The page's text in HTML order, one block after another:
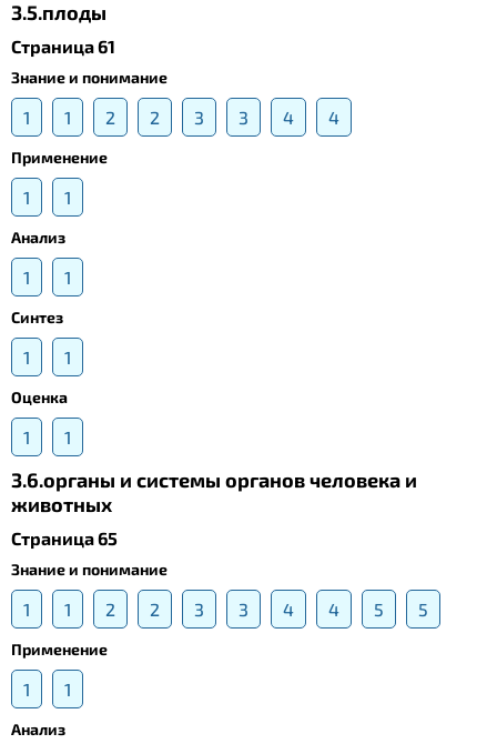
3.5.плоды
Страница 61
Знание и понимание
1 1 2 2 3 3 4 4
Применение
1 1
Анализ
1 1
Синтез
1 1
Оценка
1 1
3.6.органы и системы органов человека и
животных
Страница 65
Знание и понимание
1 1 2 2 3 3 4 4 5 5
Применение
1 1
Анализ